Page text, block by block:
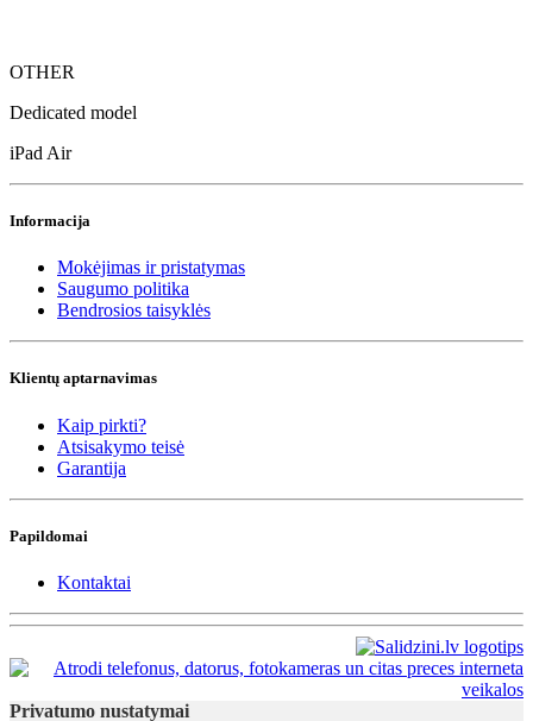
OTHER
Dedicated model
iPad Air
Informacija
Mokėjimas ir pristatymas
Saugumo politika
Bendrosios taisyklės
Klientų aptarnavimas
Kaip pirkti?
Atsisakymo teisė
Garantija
Papildomai
Kontaktai
Privatumo nustatymai